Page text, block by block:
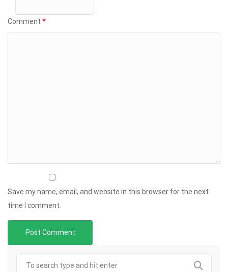
Comment *
Save my name, email, and website in this browser for the next
time I comment.